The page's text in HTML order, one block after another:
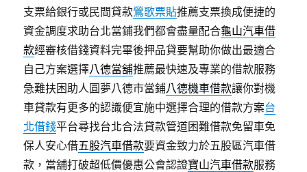
支票給銀行或民間貸款鶯歌票貼推薦支票換成便捷的
資金調度求助台北當鋪我們都會盡量配合龜山汽車借
款經審核借錢資料完畢後押品貸要幫助你做出最適合
自己方案選擇八德當舖推薦最快速及專業的借款服務
急難扶困助人圓夢八德市當鋪八德機車借款讓你對機
車貸款有更多的認識便宜施中選擇合理的借款方案台
北借錢平台尋找台北合法貸款管道困難借款免留車免
保人安心借五股汽車借款要資金致力於五股區汽車借
款，當舖打破超低價優惠公會認證寶山汽車借款服務